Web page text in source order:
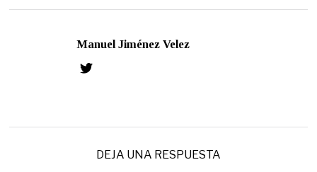
Manuel Jiménez Velez
DEJA UNA RESPUESTA